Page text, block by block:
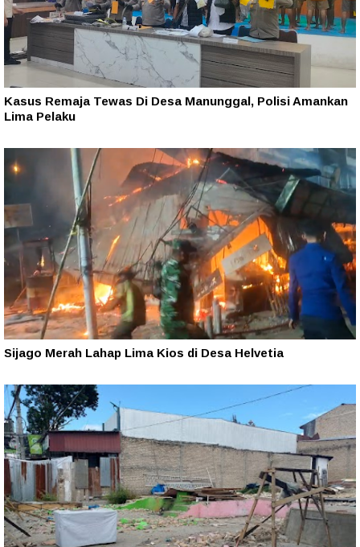
Kasus Remaja Tewas Di Desa Manunggal, Polisi Amankan
Lima Pelaku
Sijago Merah Lahap Lima Kios di Desa Helvetia